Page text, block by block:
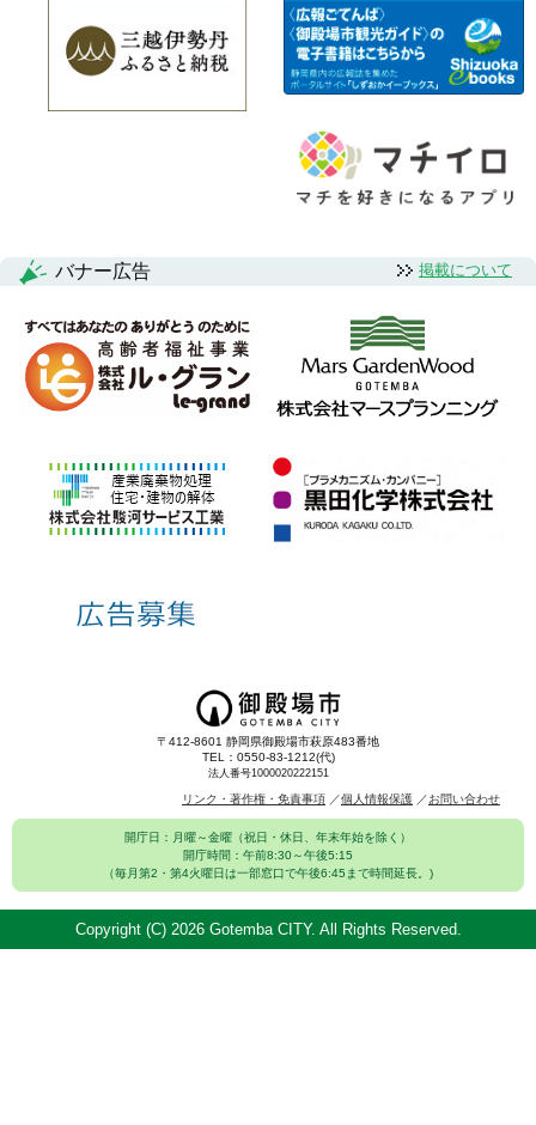
バナー広告 掲載について
〒412-8601 静岡県御殿場市萩原483番地
TEL：0550-83-1212(代)
法人番号1000020222151
リンク・著作権・免責事項 個人情報保護 お問い合わせ
開庁日：月曜～金曜（祝日・休日、年末年始を除く）
開庁時間：午前8:30～午後5:15
（毎月第2・第4火曜日は一部窓口で午後6:45まで時間延長。)
Copyright (C) 2026 Gotemba CITY. All Rights Reserved.